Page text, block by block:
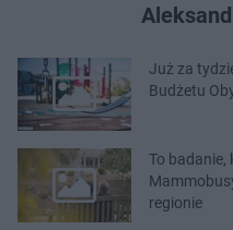
Już za
Budżetu
To badanie,
regionie